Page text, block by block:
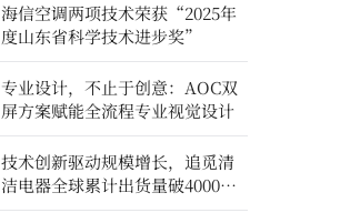
海信空调两项技术荣获“2025年
度山东省科学技术进步奖”
专业设计，不止于创意：AOC双
屏方案赋能全流程专业视觉设计
技术创新驱动规模增长，追觅清
洁电器全球累计出货量破4000万
台